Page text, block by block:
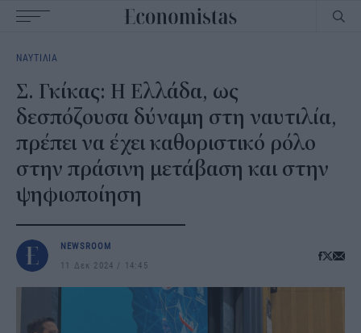
navigation
ΝΑΥΤΙΛΙΑ
Σ. Γκίκας: Η Ελλάδα, ως
δεσπόζουσα δύναμη στη ναυτιλία,
πρέπει να έχει καθοριστικό ρόλο
στην πράσινη μετάβαση και στην
ψηφιοποίηση
NEWSROOM
11 Δεκ 2024
14:45